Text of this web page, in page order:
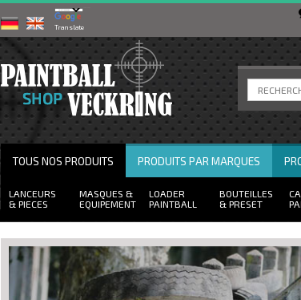
Translate
TOUS NOS PRODUITS
LANCEURS
PIECES
MASQUES
EQUIPEMENT
LOADER
PAINTBALL
BOUTEILLES
PRESET
PRODUITS PAR MARQUES